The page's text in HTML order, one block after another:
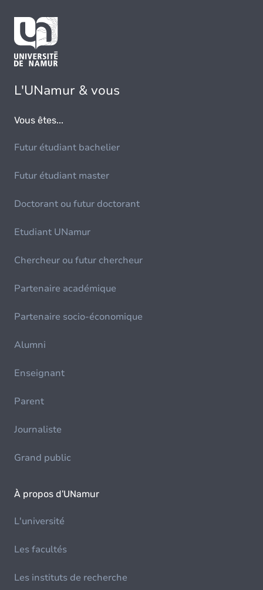
L'UNamur & vous
Vous êtes...
Futur étudiant bachelier
Futur étudiant master
Doctorant ou futur doctorant
Etudiant UNamur
Chercheur ou futur chercheur
Partenaire académique
Partenaire socio-économique
Alumni
Enseignant
Parent
Journaliste
Grand public
À propos d'UNamur
L'université
Les facultés
Les instituts de recherche